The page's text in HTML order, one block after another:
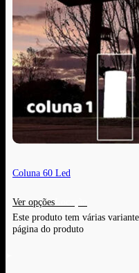
Coluna 60 Led
Ver opções
Este produto tem várias
página do produto